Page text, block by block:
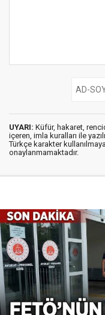
UYARI: Küfür, hakaret,
içeren, imla kuralları ile
Türkçe karakter
onaylanmamaktadır.